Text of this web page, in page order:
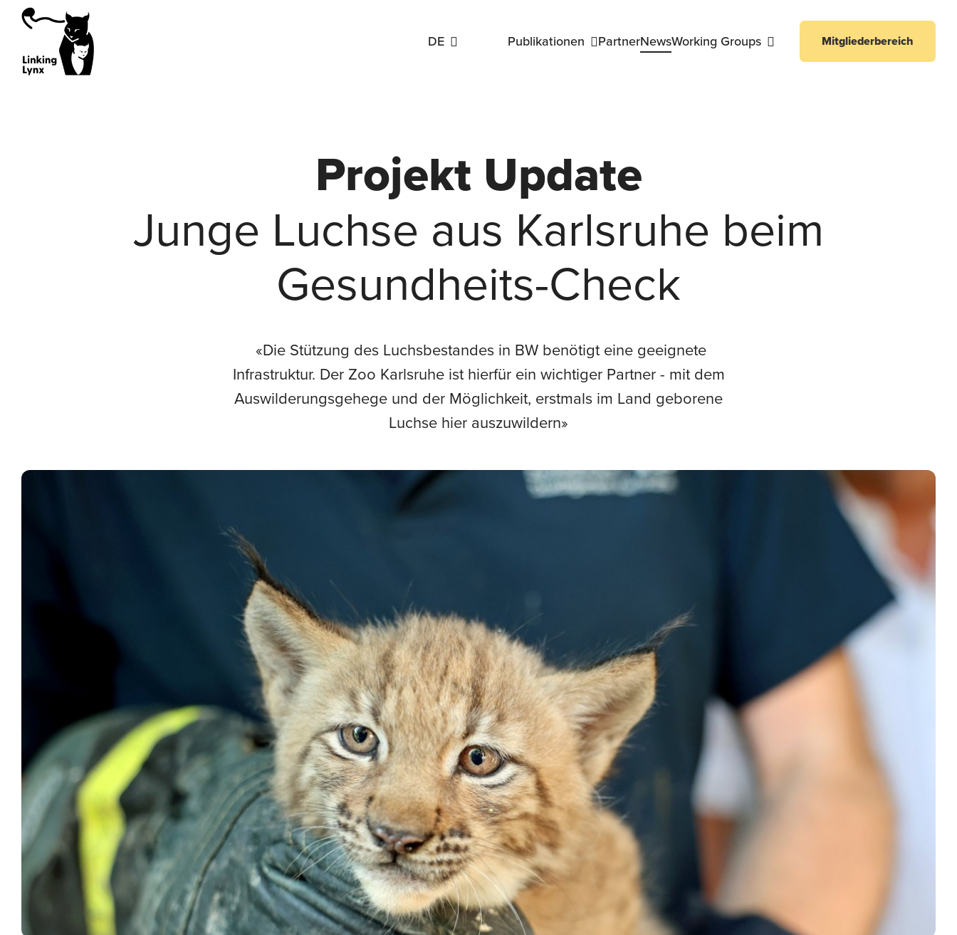
DE Publikationen PartnerNewsWorking Groups
Wiederansiedlungsprojekte
Health Working Group
Mitgliederbereich
Projekt Update
Junge Luchse aus Karlsruhe beim
Gesundheits-Check
«Die Stützung des Luchsbestandes in BW benötigt eine geeignete
Infrastruktur. Der Zoo Karlsruhe ist hierfür ein wichtiger Partner - mit dem
Auswilderungsgehege und der Möglichkeit, erstmals im Land geborene
Luchse hier auszuwildern»